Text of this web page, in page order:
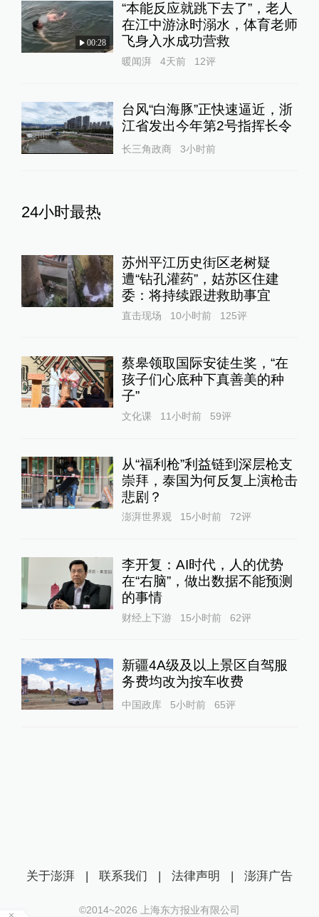
00:28
“本能反应就跳下去了”，老人
在江中游泳时溺水，体育老师
飞身入水成功营救
暖闻湃 4天前 12评
台风“白海豚”正快速逼近，浙
江省发出今年第2号指挥长令
长三角政商 3小时前
24小时最热
苏州平江历史街区老树疑
遭“钻孔灌药”，姑苏区住建
委：将持续跟进救助事宜
直击现场 10小时前 125评
蔡皋领取国际安徒生奖，“在
孩子们心底种下真善美的种
子”
文化课 11小时前 59评
从“福利枪”利益链到深层枪支
崇拜，泰国为何反复上演枪击
悲剧？
澎湃世界观 15小时前 72评
李开复：AI时代，人的优势
在“右脑”，做出数据不能预测
的事情
财经上下游 15小时前 62评
新疆4A级及以上景区自驾服
务费均改为按车收费
中国政库 5小时前 65评
关于澎湃 | 联系我们 | 法律声明 | 澎湃广告
©2014~2026 上海东方报业有限公司